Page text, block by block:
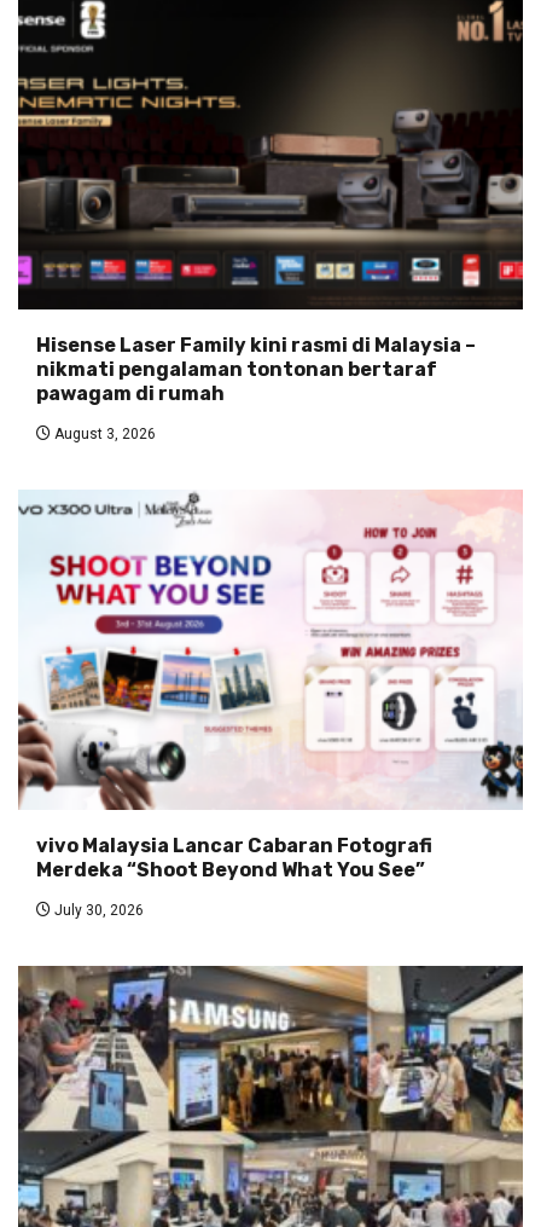
Hisense Laser Family kini rasmi di Malaysia –
nikmati pengalaman tontonan bertaraf
pawagam di rumah
August 3, 2026
vivo Malaysia Lancar Cabaran Fotografi
Merdeka “Shoot Beyond What You See”
July 30, 2026